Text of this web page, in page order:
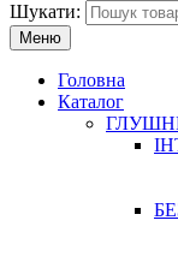
Шукати:
Меню
Головна
Каталог